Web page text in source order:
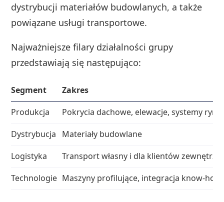
dystrybucji materiałów budowlanych, a także
powiązane usługi transportowe.
Najważniejsze filary działalności grupy
przedstawiają się następująco:
Segment
Zakres
Produkcja
Pokrycia dachowe, elewacje, systemy
Dystrybucja
Materiały budowlane
Logistyka
Transport własny i dla klientów
Technologie Maszyny profilujące, integracja know-how